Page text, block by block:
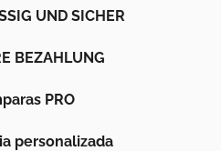
UND SICHER
BEZAHLUNG
PRO
personalizada